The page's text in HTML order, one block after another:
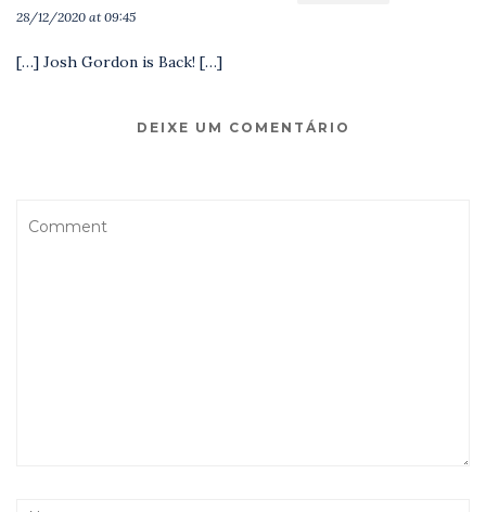
28/12/2020 at 09:45
[…] Josh Gordon is Back! […]
DEIXE UM COMENTÁRIO